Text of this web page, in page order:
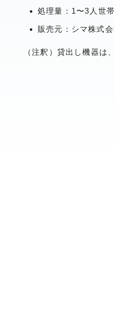
処理量：1〜3人世
販売元：シマ株式会
（注釈）貸出し機器は